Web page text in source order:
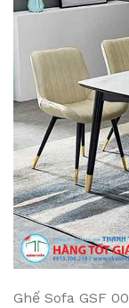
Ghế Sofa GSF